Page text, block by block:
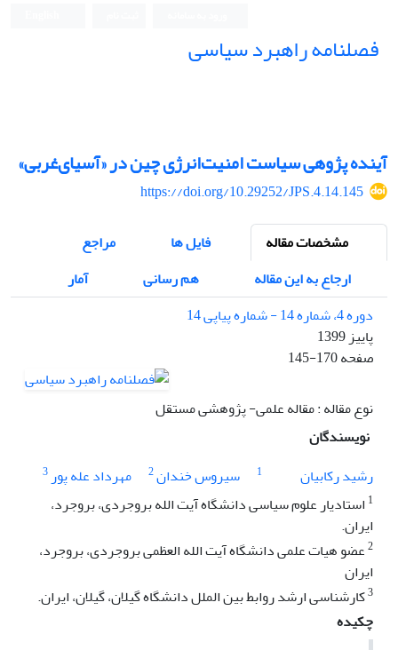
فصلنامه راهبرد سیاسی
آینده پژوهی سیاست امنیت‌انرژی چین در «آسیای‌غربی»
https://doi.org/10.29252/JPS.4.14.145
مشخصات مقاله
فایل ها
مراجع
ارجاع به این مقاله
هم رسانی
آمار
دوره 4، شماره 14 - شماره پیاپی 14
پاییز 1399
صفحه145-170
نوع مقاله : مقاله علمی- پژوهشی مستقل
نویسندگان
رشید رکابیان
1 سیروس خندان2 مهرداد عله پور3
1 استادیار علوم سیاسی دانشگاه آیت الله بروجردی، بروجرد،
ایران.
2عضو هیات علمی دانشگاه آیت الله العظمی بروجردی، بروجرد،
ایران
3کارشناسی ارشد روابط بین الملل دانشگاه گیلان، گیلان، ایران.
چکیده